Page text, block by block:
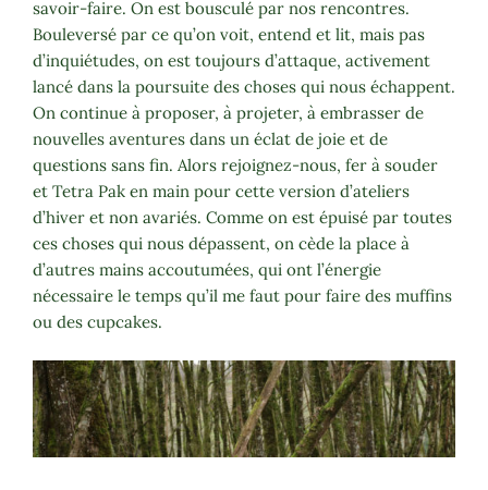
savoir-faire. On est bousculé par nos rencontres.
Bouleversé par ce qu’on voit, entend et lit, mais pas
d’inquiétudes, on est toujours d’attaque, activement
lancé dans la poursuite des choses qui nous échappent.
On continue à proposer, à projeter, à embrasser de
nouvelles aventures dans un éclat de joie et de
questions sans fin. Alors rejoignez-nous, fer à souder
et Tetra Pak en main pour cette version d’ateliers
d’hiver et non avariés. Comme on est épuisé par toutes
ces choses qui nous dépassent, on cède la place à
d’autres mains accoutumées, qui ont l’énergie
nécessaire le temps qu’il me faut pour faire des muffins
ou des cupcakes.